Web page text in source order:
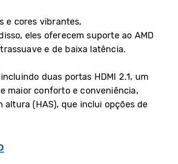
e cores vibrantes,
eles oferecem suporte ao AMD
e de baixa latência.
duas portas HDMI 2.1, um
maior conforto e conveniência,
(HAS), que inclui opções de